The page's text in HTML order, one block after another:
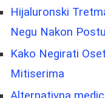
Hijaluronski
Negu Nakon
Kako Negirati
Mitiserima